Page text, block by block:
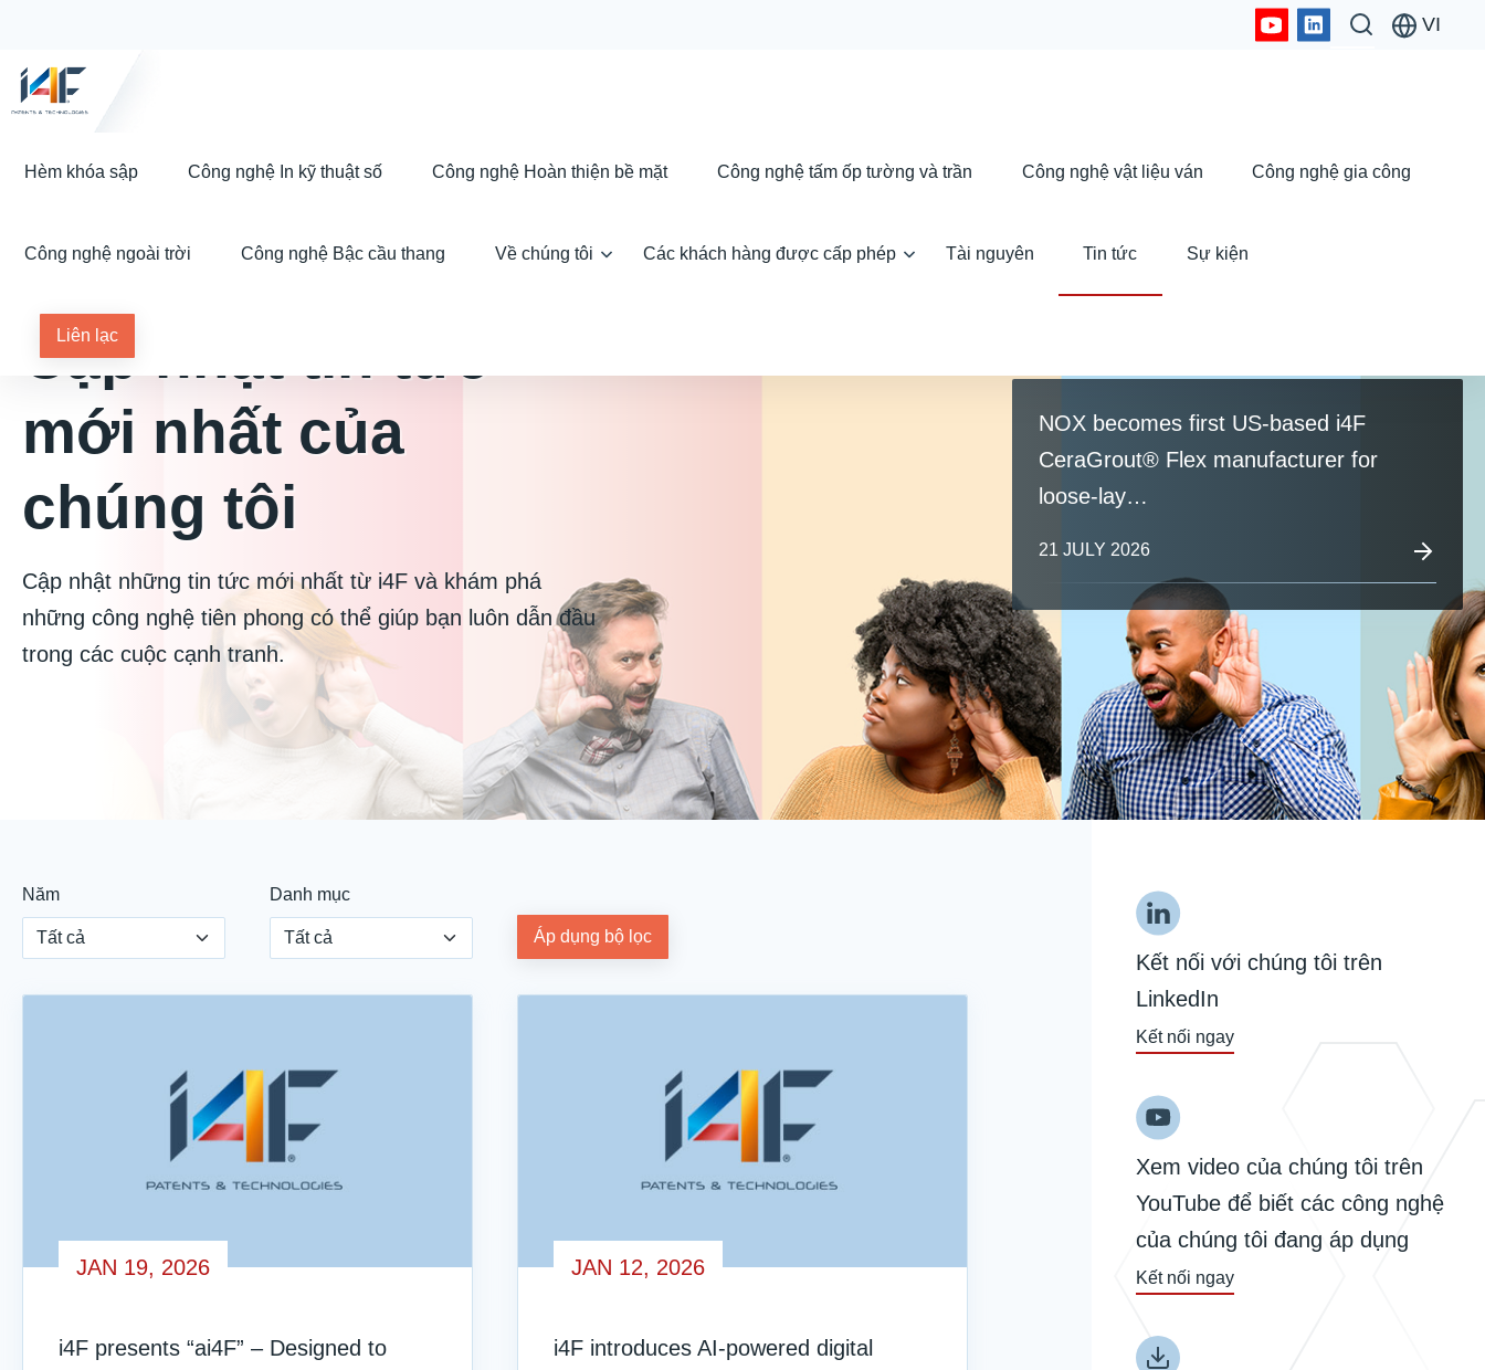
VI
Hèm khóa sập Công nghệ In kỹ thuật số Công nghệ Hoàn thiện bề mặt Công nghệ tấm ốp tường và trần Công nghệ vật liệu ván Công nghệ gia công
Công nghệ ngoài trời Công nghệ Bậc cầu thang Về chúng tôi Các khách hàng được cấp phép Tài nguyên Tin tức Sự kiện
Liên lạc
Cập nhật tin tức
mới nhất của
chúng tôi
Cập nhật những tin tức mới nhất từ i4F và khám phá
những công nghệ tiên phong có thể giúp bạn luôn dẫn đầu
trong các cuộc cạnh tranh.
NOX becomes first US-based i4F
CeraGrout® Flex manufacturer for
loose-lay…
21 JULY 2026
Năm Danh mục
Áp dụng bộ lọc
JAN 19, 2026
i4F presents “ai4F” – Designed to
JAN 12, 2026
i4F introduces AI-powered digital
Kết nối với chúng tôi trên
LinkedIn
Kết nối ngay
Xem video của chúng tôi trên
YouTube để biết các công nghệ
của chúng tôi đang áp dụng
Kết nối ngay